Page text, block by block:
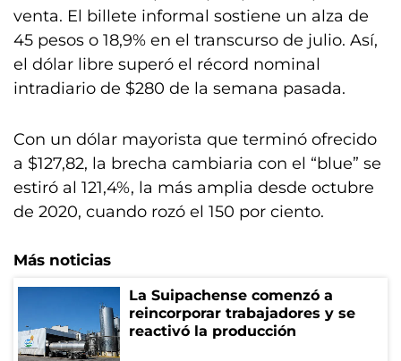
venta. El billete informal sostiene un alza de
45 pesos o 18,9% en el transcurso de julio. Así,
el dólar libre superó el récord nominal
intradiario de $280 de la semana pasada.
Con un dólar mayorista que terminó ofrecido
a $127,82, la brecha cambiaria con el “blue” se
estiró al 121,4%, la más amplia desde octubre
de 2020, cuando rozó el 150 por ciento.
Más noticias
La Suipachense comenzó a
reincorporar trabajadores y se
reactivó la producción